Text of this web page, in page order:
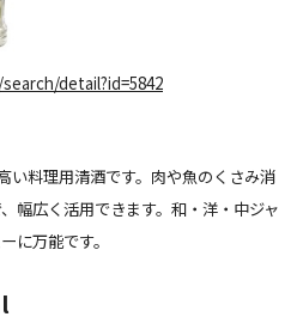
detail?id=5842
い料理用清酒です。肉や魚のくさみ消
幅広く活用できます。和・洋・中ジャ
に万能です。